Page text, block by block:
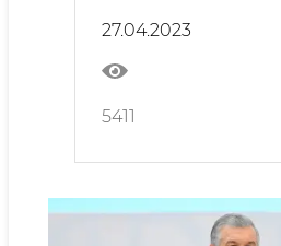
27.04.2023
5411